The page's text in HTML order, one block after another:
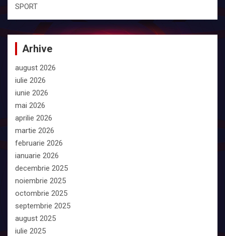
SPORT
Arhive
august 2026
iulie 2026
iunie 2026
mai 2026
aprilie 2026
martie 2026
februarie 2026
ianuarie 2026
decembrie 2025
noiembrie 2025
octombrie 2025
septembrie 2025
august 2025
iulie 2025